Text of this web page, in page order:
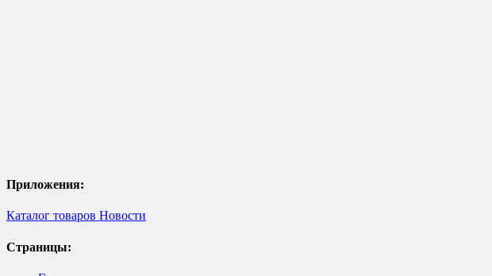
Приложения:
Каталог товаров Новости
Страницы: